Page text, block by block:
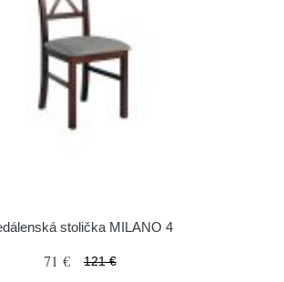
stolička MILANO 4
71 € 121 €